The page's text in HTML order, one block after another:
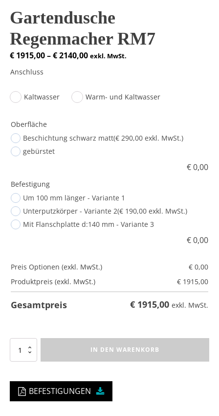
Gartendusche
Regenmacher RM7
€ 1915,00–€2140,00Preisspanne:
€ 2140,00
exkl. MwSt.
Anschluss
Kaltwasser Warm- und Kaltwasser
Oberfläche
Beschichtung schwarz matt(€ 290,00 exkl. MwSt.)
gebürstet
€0,00
Befestigung
Um 100 mm länger - Variante 1
Unterputzkörper - Variante 2(€ 190,00 exkl. MwSt.)
Mit Flanschplatte d:140 mm - Variante 3
€0,00
Preis Optionen (exkl. MwSt.) € 0,00
Produktpreis (exkl. MwSt.)
€ 1915,00
Gesamtpreis € 1915,00 exkl. MwSt.
Gartendusche
Regenmacher
IN DEN WARENKORB
BEFESTIGUNGEN